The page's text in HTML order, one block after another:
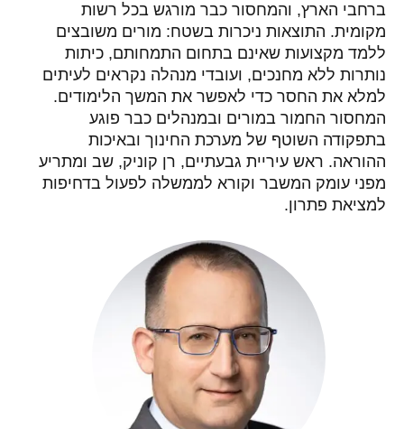
ברחבי הארץ, והמחסור כבר מורגש בכל רשות
מקומית. התוצאות ניכרות בשטח: מורים משובצים
ללמד מקצועות שאינם בתחום התמחותם, כיתות
נותרות ללא מחנכים, ועובדי מנהלה נקראים לעיתים
למלא את החסר כדי לאפשר את המשך הלימודים.
המחסור החמור במורים ובמנהלים כבר פוגע
בתפקודה השוטף של מערכת החינוך ובאיכות
ההוראה. ראש עיריית גבעתיים, רן קוניק, שב ומתריע
מפני עומק המשבר וקורא לממשלה לפעול בדחיפות
למציאת פתרון.